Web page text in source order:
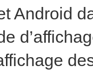
Android